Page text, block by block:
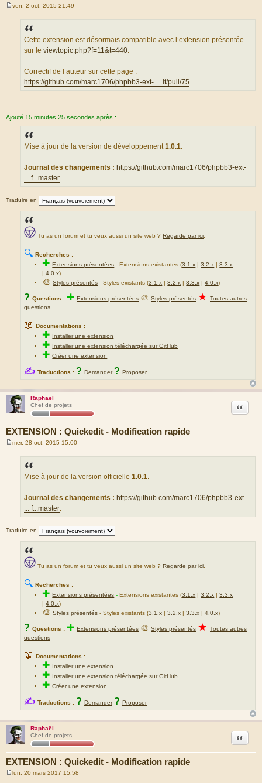
ven. 2 oct. 2015 21:49
Cette extension est désormais compatible avec l’extension présentée
sur le viewtopic.php?f=11&t=440.
Correctif de l’auteur sur cette page :
https://github.com/marc1706/phpbb3-ext- ... it/pull/75.
Ajouté 15 minutes 25 secondes après :
Mise à jour de la version de développement1.0.1.
Journal des changements : https://github.com/marc1706/phpbb3-ext-
... f...master.
Traduire en
Tu as un forum et tu veux aussi un site web ? Regarde par ici
🔍 Recherches :
✚Extensions présentées -Extensions existantes (3.1.x |3.2.x |3.3.x
|4.0.x)
🎨Styles présentés - Styles existants (3.1.x |3.2.x |3.3.x |4.0.x)
? Questions : ✚ Extensions présentées 🎨 Styles présentés ★ Toutes autres
questions
📖 Documentations :
✚ Installer une extension
✚ Installer une extension téléchargée sur GitHub
✚Créer une extension
✍ Traductions : ? Demander ? Proposer
Raphaël
Chef de projets
EXTENSION : Quickedit - Modification rapide
Citation
mer. 28 oct. 2015 15:00
Mise à jour de la version officielle 1.0.1.
Journal des changements : https://github.com/marc1706/phpbb3-ext-
... f...master.
Traduire en
Tu as un forum et tu veux aussi un site web ? Regarde par ici
🔍 Recherches :
✚Extensions présentées -Extensions existantes (3.1.x |3.2.x |3.3.x
|4.0.x)
🎨Styles présentés - Styles existants (3.1.x |3.2.x |3.3.x |4.0.x)
? Questions : ✚ Extensions présentées 🎨 Styles présentés ★ Toutes autres
questions
📖 Documentations :
✚ Installer une extension
✚ Installer une extension téléchargée sur GitHub
✚Créer une extension
✍ Traductions : ? Demander ? Proposer
Raphaël
Chef de projets
EXTENSION : Quickedit - Modification rapide
Citation
lun. 20 mars 2017 15:58